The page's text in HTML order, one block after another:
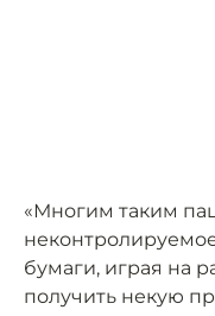
«Многим таким
бумаги, играя на
получить некую